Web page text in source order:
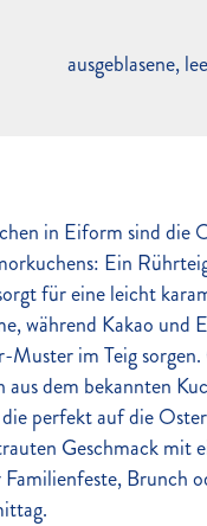
in Eiform sind die
Ein
für eine leicht
während Kakao und
im Teig sorgen.
dem bekannten
perfekt auf die
Geschmack mit
Brunch
ausgeblasene,